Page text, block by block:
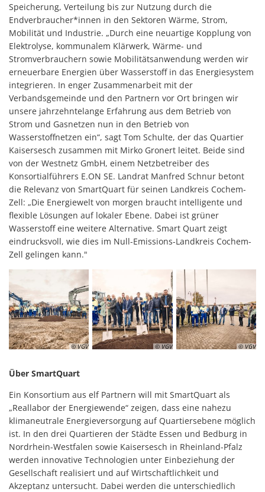
Speicherung, Verteilung bis zur Nutzung durch die
Endverbraucher*innen in den Sektoren Wärme, Strom,
Mobilität und Industrie. „Durch eine neuartige Kopplung von
Elektrolyse, kommunalem Klärwerk, Wärme- und
Stromverbrauchern sowie Mobilitätsanwendung werden wir
erneuerbare Energien über Wasserstoff in das Energiesystem
integrieren. In enger Zusammenarbeit mit der
Verbandsgemeinde und den Partnern vor Ort bringen wir
unsere jahrzehntelange Erfahrung aus dem Betrieb von
Strom und Gasnetzen nun in den Betrieb von
Wasserstoffnetzen ein“, sagt Tom Schulte, der das Quartier
Kaisersesch zusammen mit Mirko Gronert leitet. Beide sind
von der Westnetz GmbH, einem Netzbetreiber des
Konsortialführers E.ON SE. Landrat Manfred Schnur betont
die Relevanz von SmartQuart für seinen Landkreis Cochem-
Zell: „Die Energiewelt von morgen braucht intelligente und
flexible Lösungen auf lokaler Ebene. Dabei ist grüner
Wasserstoff eine weitere Alternative. Smart Quart zeigt
eindrucksvoll, wie dies im Null-Emissions-Landkreis Cochem-
Zell gelingen kann."
© VGV © VGV © VGV
Über SmartQuart
Ein Konsortium aus elf Partnern will mit SmartQuart als
„Reallabor der Energiewende“ zeigen, dass eine nahezu
klimaneutrale Energieversorgung auf Quartiersebene möglich
ist. In den drei Quartieren der Städte Essen und Bedburg in
Nordrhein-Westfalen sowie Kaisersesch in Rheinland-Pfalz
werden innovative Technologien unter Einbeziehung der
Gesellschaft realisiert und auf Wirtschaftlichkeit und
Akzeptanz untersucht. Dabei werden die unterschiedlich